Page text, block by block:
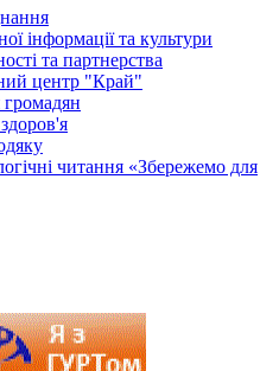
інформації та культури
та партнерства
центр "Край"
читання «Збережемо для